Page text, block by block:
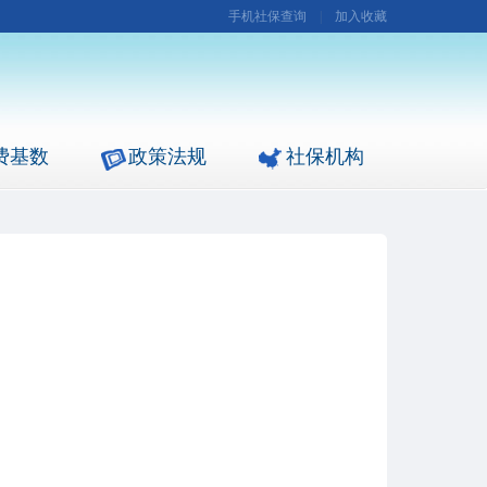
手机社保查询 加入收藏
基数 政策法规 社保机构